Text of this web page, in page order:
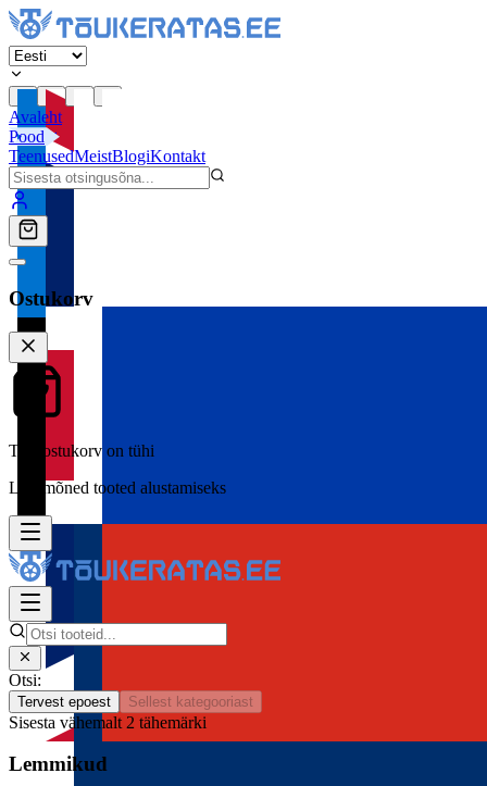
Avaleht
Pood
TeenusedMeistBlogiKontakt
Ostukorv
Teie ostukorv on tühi
Lisa mõned tooted alustamiseks
Otsi:
Tervest epoest Sellest kategooriast
Sisesta vähemalt 2 tähemärki
Lemmikud